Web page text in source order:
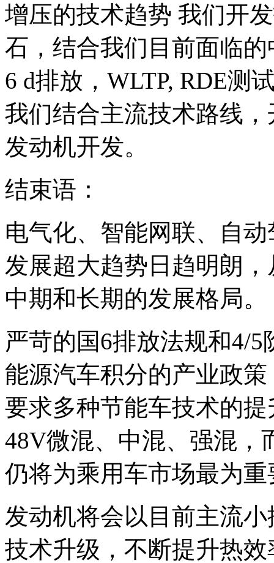
增压的技术趋势 我们开
石，结合我们目前面临
6 d排放，WLTP, RDE测
我们结合主流技术路线
发动机开发。
结束语：
电气化、智能网联、自
发展超大趋势日趋明朗
中期和长期的发展格局。
严苛的国6排放法规和4/
能源汽车积分的产业政
要求多种节能车技术的
48V微混、中混、强混，
仍将为乘用车市场最为
发动机将会以目前主流
技术升级，不断提升热效